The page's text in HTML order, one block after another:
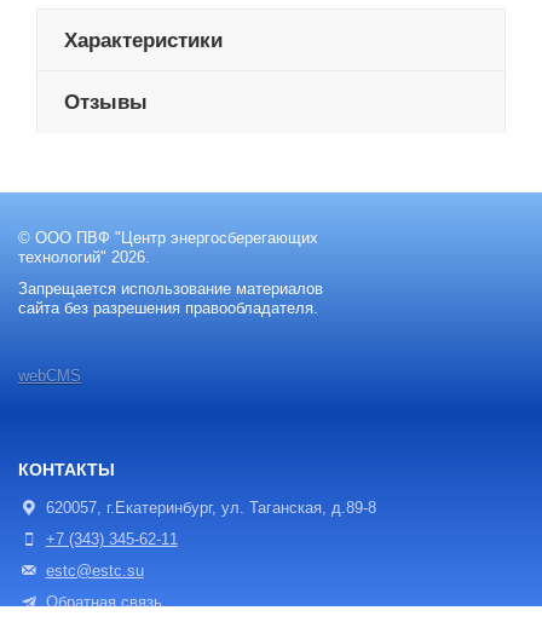
Характеристики
Отзывы
© ООО ПВФ "Центр энергосберегающих
технологий" 2026.
Запрещается использование материалов
сайта без разрешения правообладателя.
webCMS
КОНТАКТЫ
620057, г.Екатеринбург, ул. Таганская, д.89-8
+7 (343) 345-62-11
estc@estc.su
Обратная связь